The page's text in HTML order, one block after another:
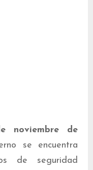
noviembre de
se encuentra
de seguridad